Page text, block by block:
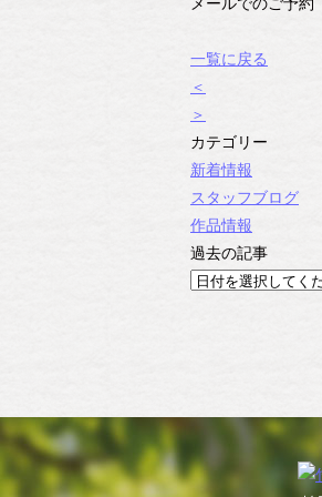
一覧に戻る
＜
＞
カテゴリー
新着情報
スタッフブログ
作品情報
過去の記事